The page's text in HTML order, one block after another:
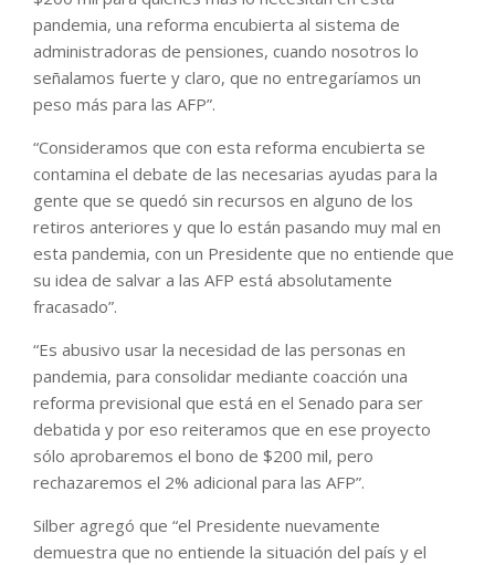
pandemia, una reforma encubierta al sistema de
administradoras de pensiones, cuando nosotros lo
señalamos fuerte y claro, que no entregaríamos un
peso más para las AFP”.
“Consideramos que con esta reforma encubierta se
contamina el debate de las necesarias ayudas para la
gente que se quedó sin recursos en alguno de los
retiros anteriores y que lo están pasando muy mal en
esta pandemia, con un Presidente que no entiende que
su idea de salvar a las AFP está absolutamente
fracasado”.
“Es abusivo usar la necesidad de las personas en
pandemia, para consolidar mediante coacción una
reforma previsional que está en el Senado para ser
debatida y por eso reiteramos que en ese proyecto
sólo aprobaremos el bono de $200 mil, pero
rechazaremos el 2% adicional para las AFP”.
Silber agregó que “el Presidente nuevamente
demuestra que no entiende la situación del país y el